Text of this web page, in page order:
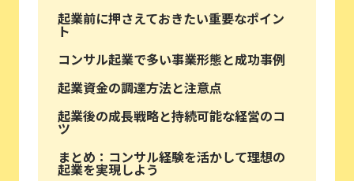
起業前に押さえておきたい重要なポイン
ト
コンサル起業で多い事業形態と成功事例
起業資金の調達方法と注意点
起業後の成長戦略と持続可能な経営のコ
ツ
まとめ：コンサル経験を活かして理想の
起業を実現しよう